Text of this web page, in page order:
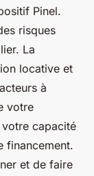
Pinel.
risques
La
locative et
à
votre
capacité
financement.
et de faire